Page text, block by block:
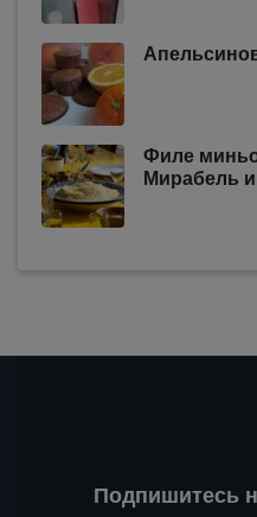
Филе
Мирабель
Подпишитесь